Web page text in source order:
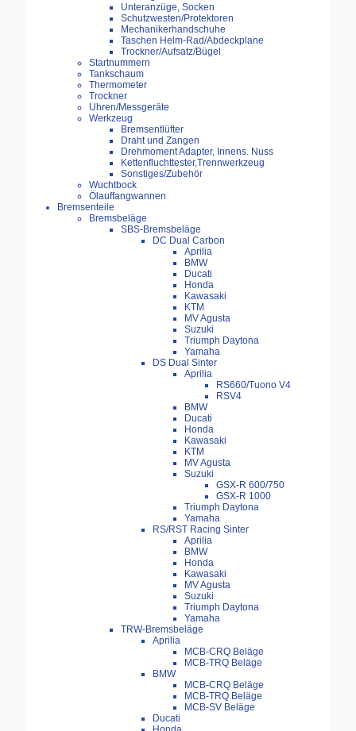
Unteranzüge, Socken
Schutzwesten/Protektoren
Mechanikerhandschuhe
Taschen Helm-Rad/Abdeckplane
Trockner/Aufsatz/Bügel
Startnummern
Tankschaum
Thermometer
Trockner
Uhren/Messgeräte
Werkzeug
Bremsentlüfter
Draht und Zangen
Drehmoment Adapter, Innens. Nuss
Kettenfluchttester,Trennwerkzeug
Sonstiges/Zubehör
Wuchtbock
Ölauffangwannen
Bremsenteile
Bremsbeläge
SBS-Bremsbeläge
DC Dual Carbon
Aprilia
BMW
Ducati
Honda
Kawasaki
KTM
MV Agusta
Suzuki
Triumph Daytona
Yamaha
DS Dual Sinter
Aprilia
RS660/Tuono V4
RSV4
BMW
Ducati
Honda
Kawasaki
KTM
MV Agusta
Suzuki
GSX-R 600/750
GSX-R 1000
Triumph Daytona
Yamaha
RS/RST Racing Sinter
Aprilia
BMW
Honda
Kawasaki
MV Agusta
Suzuki
Triumph Daytona
Yamaha
TRW-Bremsbeläge
Aprilia
MCB-CRQ Beläge
MCB-TRQ Beläge
BMW
MCB-CRQ Beläge
MCB-TRQ Beläge
MCB-SV Beläge
Ducati